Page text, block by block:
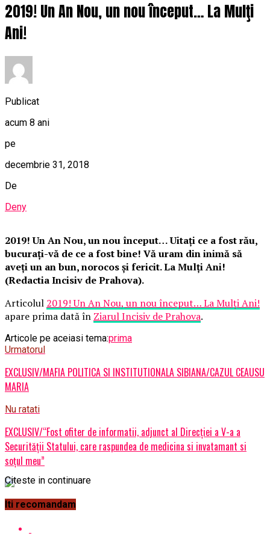
2019! Un An Nou, un nou început… La Mulţi
Ani!
Publicat
acum 8 ani
pe
decembrie 31, 2018
De
Deny
2019! Un An Nou, un nou început… Uitaţi ce a fost rău,
bucuraţi-vă de ce a fost bine! Vă uram din inimă să
aveţi un an bun, norocos şi fericit. La Mulţi Ani!
(Redactia Incisiv de Prahova).
Articolul 2019! Un An Nou, un nou început… La Mulţi Ani!
apare prima dată în Ziarul Incisiv de Prahova.
Articole pe aceiasi tema:prima
Urmatorul
EXCLUSIV/MAFIA POLITICA SI INSTITUTIONALA SIBIANA/CAZUL CEAUSU
MARIA
Nu ratati
EXCLUSIV/“Fost ofiter de informatii, adjunct al Direcției a V-a a
Securității Statului, care raspundea de medicina si invatamant si
soțul meu”
Citeste in continuare
Iti recomandam